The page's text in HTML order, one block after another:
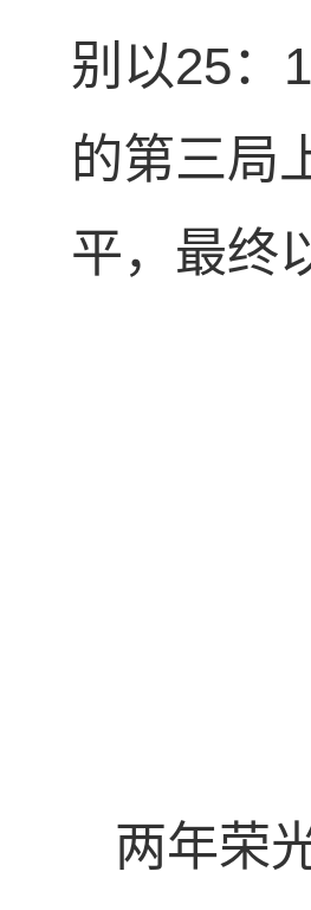
别以25：
的第三局
平，最终
两年荣